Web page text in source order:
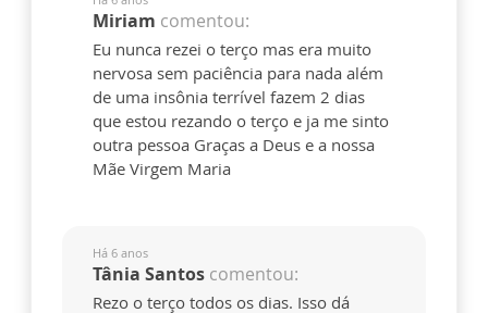
Miriam comentou:
Eu nunca rezei o terço mas era muito
nervosa sem paciência para nada além
de uma insônia terrível fazem 2 dias
que estou rezando o terço e ja me sinto
outra pessoa Graças a Deus e a nossa
Mãe Virgem Maria
Há 6 anos
Tânia Santos comentou:
Rezo o terço todos os dias. Isso dá